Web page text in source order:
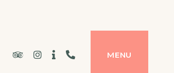
Tripadvisor
Instagram
Office
MENU